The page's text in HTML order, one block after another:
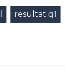
resultat q1